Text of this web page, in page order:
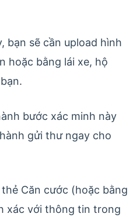
bạn sẽ cần upload hình
hoặc bằng lái xe, hộ
bước xác minh này
gửi thư ngay cho
Căn cước (hoặc bằng
xác với thông tin trong